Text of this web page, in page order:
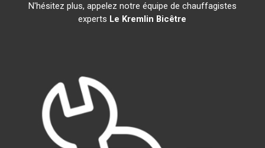
N'hésitez plus, appelez notre équipe de chauffagistes
experts Le Kremlin Bicêtre